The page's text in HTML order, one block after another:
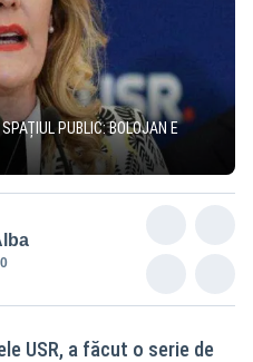
PUBLIC: BOLOJAN E
USR, a făcut o serie de